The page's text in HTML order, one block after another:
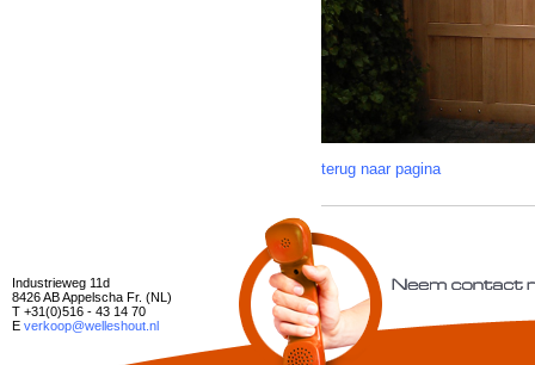
terug naar pagina
Industrieweg 11d
8426 AB Appelscha Fr. (NL)
T +31(0)516 - 43 14 70
E verkoop@welleshout.nl